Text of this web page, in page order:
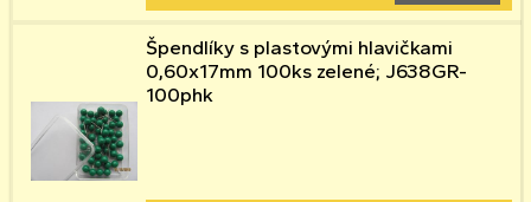
Špendlíky s plastovými hlavičkami
0,60x17mm 100ks zelené; J638GR-
100phk